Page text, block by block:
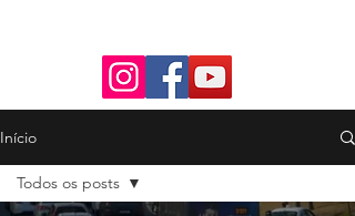
Início
Todos os posts